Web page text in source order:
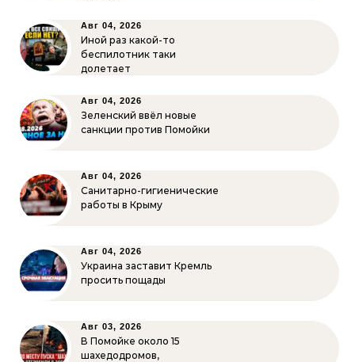
Авг 04, 2026
Иной раз какой-то
беспилотник таки
долетает
Авг 04, 2026
Зеленский ввёл новые
санкции против Помойки
Авг 04, 2026
Санитарно-гигиенические
работы в Крыму
Авг 04, 2026
Украина заставит Кремль
просить пощады
Авг 03, 2026
В Помойке около 15
шахедодромов,